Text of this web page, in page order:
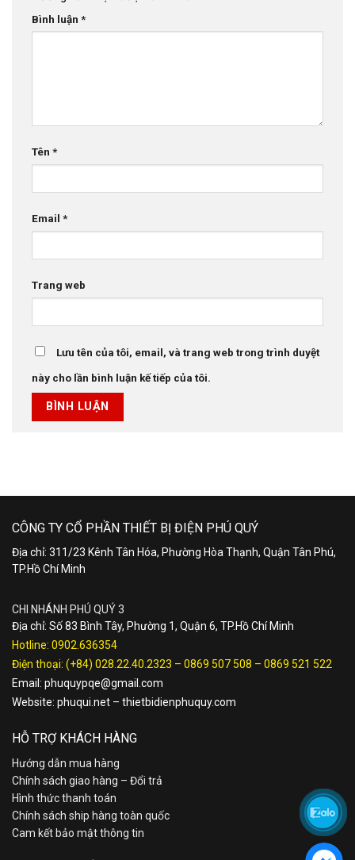
Bình luận *
Tên *
Email *
Trang web
Lưu tên của tôi, email, và trang web trong trình duyệt
này cho lần bình luận kế tiếp của tôi.
CÔNG TY CỔ PHẦN THIẾT BỊ ĐIỆN PHÚ QUÝ
Địa chỉ: 311/23 Kênh Tân Hóa, Phường Hòa Thạnh, Quận Tân Phú,
TP.Hồ Chí Minh
CHI NHÁNH PHÚ QUÝ 3
Địa chỉ: Số 83 Bình Tây, Phường 1, Quận 6, TP.Hồ Chí Minh
Hotline: 0902.636354
Điện thoại: (+84) 028.22.40.2323 – 0869 507 508 – 0869 521 522
Email: phuquypqe@gmail.com
Website: phuqui.net – thietbidienphuquy.com
HỖ TRỢ KHÁCH HÀNG
Hướng dẫn mua hàng
Chính sách giao hàng – Đổi trả
Hình thức thanh toán
Chính sách ship hàng toàn quốc
Cam kết bảo mật thông tin